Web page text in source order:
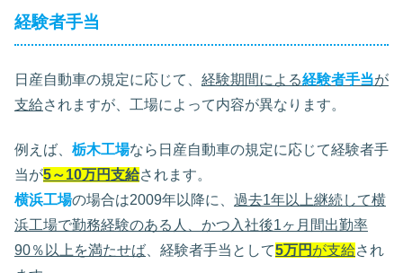
経験者手当
日産自動車の規定に応じて、 経験期間による経験者手当が
支給されますが、工場によって内容が異なります。
例えば、 栃木工場なら日産自動車の規定に応じて経験者手
当が5～10万円支給されます。
横浜工場の場合は2009年以降に、 過去1年以上継続して横
浜工場で勤務経験のある人、かつ入社後1ヶ月間出勤率
90％以上を満たせば、経験者手当として5万円 が支給され